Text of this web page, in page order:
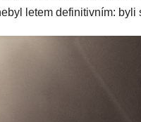
letem definitivním: byli